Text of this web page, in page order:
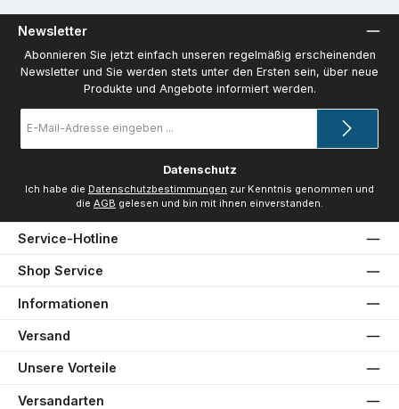
Newsletter
Abonnieren Sie jetzt einfach unseren regelmäßig erscheinenden
Newsletter und Sie werden stets unter den Ersten sein, über neue
Produkte und Angebote informiert werden.
Mail-
Datenschutz
Ich habe die Datenschutzbestimmungen zur Kenntnis genommen und
die AGB gelesen und bin mit ihnen einverstanden.
Service-Hotline
Shop Service
Informationen
Versand
Unsere Vorteile
Versandarten